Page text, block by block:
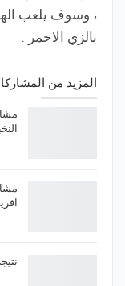
، وسوف يلعب
بالزي الاحمر .
المزيد من